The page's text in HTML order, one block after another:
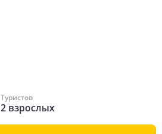
Туристов
2 взрослых